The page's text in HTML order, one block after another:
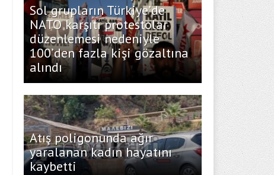
Sol grupların Türkiye’de
NATO karşıtı protestolar
düzenlemesi nedeniyle
100’den fazla kişi gözaltına
alındı
Atış poligonunda ağır
yaralanan kadın hayatını
kaybetti